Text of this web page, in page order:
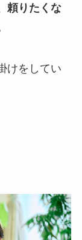
頼りたくな
けをしてい